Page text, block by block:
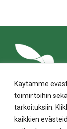
Käytämme
toimintoihin
tarkoituksiin.
kaikkien